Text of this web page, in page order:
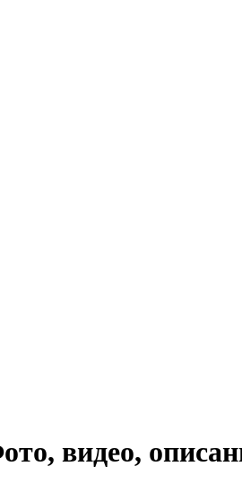
видео,